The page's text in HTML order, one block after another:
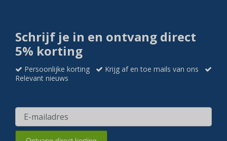
Schrijf je in en ontvang direct
5% korting
Persoonlijke korting
Krijg af en toe mails van ons
Relevant nieuws